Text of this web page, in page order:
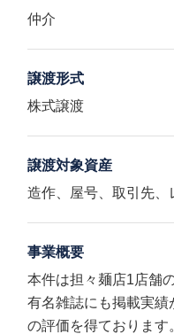
仲介
譲渡形式
株式譲渡
譲渡対象資産
造作、屋号、取引先、
事業概要
本件は担々麺店1店舗
有名雑誌にも掲載実績
の評価を得ております